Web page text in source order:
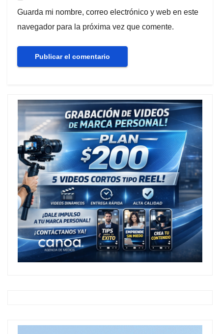
Guarda mi nombre, correo electrónico y web en este
navegador para la próxima vez que comente.